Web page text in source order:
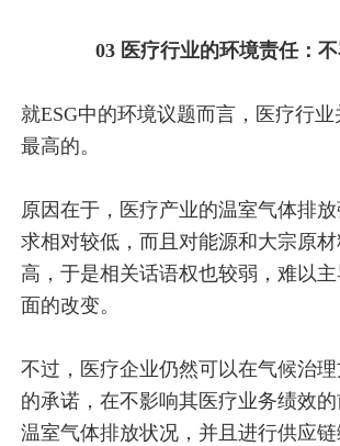
03 医疗行业的环境责任：
就ESG中的环境议题而言，医疗行
最高的。
原因在于，医疗产业的温室气体排
求相对较低，而且对能源和大宗原
高，于是相关话语权也较弱，难以
面的改变。
不过，医疗企业仍然可以在气候治
的承诺，在不影响其医疗业务绩效
温室气体排放状况，并且进行供应链